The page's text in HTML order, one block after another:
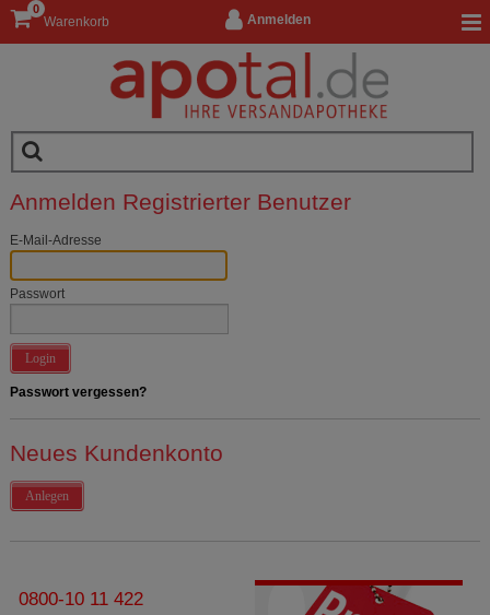
Anmelden
Warenkorb
0
Anmelden Registrierter Benutzer
E-Mail-Adresse
Passwort
Login
Passwort vergessen?
Neues Kundenkonto
Anlegen
0800-10 11 422